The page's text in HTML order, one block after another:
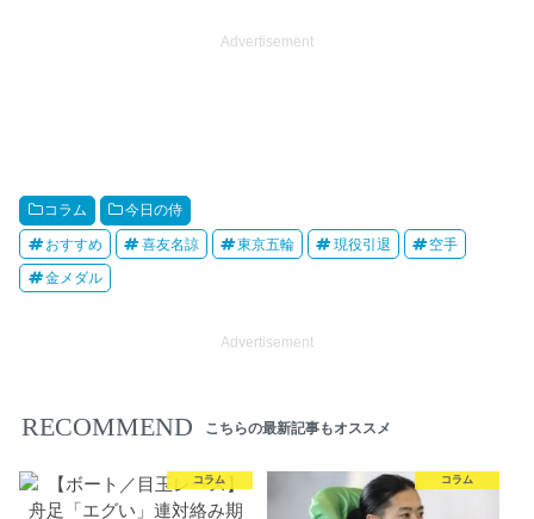
Advertisement
コラム 今日の侍
おすすめ 喜友名諒 東京五輪 現役引退 空手
金メダル
Advertisement
RECOMMEND こちらの最新記事もオススメ
コラム コラム